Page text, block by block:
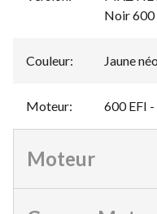
Noir 600
Couleur: Jaune
Moteur: 600 EFI
Moteur